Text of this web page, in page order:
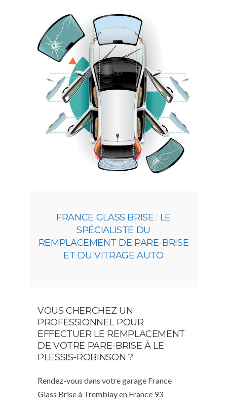
FRANCE GLASS BRISE : LE
SPÉCIALISTE DU
REMPLACEMENT DE PARE-BRISE
ET DU VITRAGE AUTO
VOUS CHERCHEZ UN
PROFESSIONNEL POUR
EFFECTUER LE REMPLACEMENT
DE VOTRE PARE-BRISE À LE
PLESSIS-ROBINSON ?
Rendez-vous dans votre garage France
Glass Brise à Tremblay en France 93